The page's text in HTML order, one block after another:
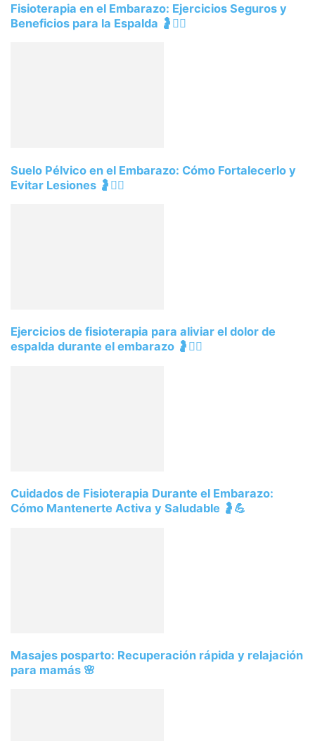
Fisioterapia en el Embarazo: Ejercicios Seguros y
Beneficios para la Espalda 🤰💆‍♀️
Suelo Pélvico en el Embarazo: Cómo Fortalecerlo y
Evitar Lesiones 🤰🧘‍♀️
Ejercicios de fisioterapia para aliviar el dolor de
espalda durante el embarazo 🤰🧘‍♀️
Cuidados de Fisioterapia Durante el Embarazo:
Cómo Mantenerte Activa y Saludable 🤰💪
Masajes posparto: Recuperación rápida y relajación
para mamás 🌸